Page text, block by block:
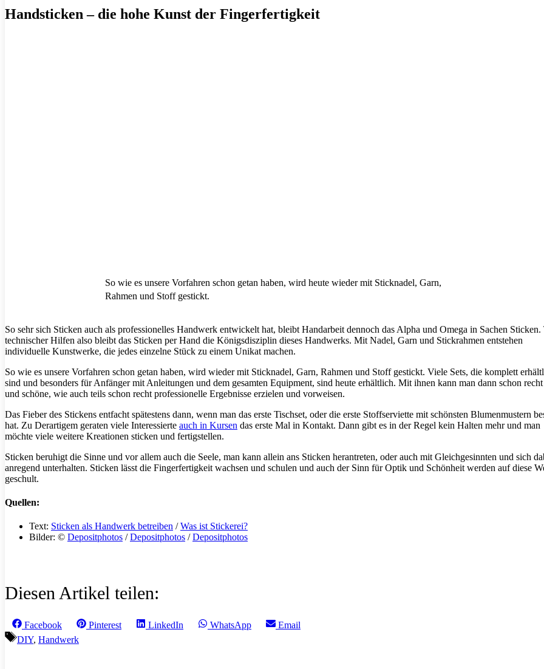
Handsticken – die hohe Kunst der Fingerfertigkeit
So wie es unsere Vorfahren schon getan haben, wird heute wieder mit Sticknadel, Garn,
Rahmen und Stoff gestickt.
So sehr sich Sticken auch als professionelles Handwerk entwickelt hat, bleibt Handarbeit dennoch das Alpha und Omega in Sachen Sticken.
technischer Hilfen also bleibt das Sticken per Hand die Königsdisziplin dieses Handwerks. Mit Nadel, Garn und Stickrahmen entstehen
individuelle Kunstwerke, die jedes einzelne Stück zu einem Unikat machen.
So wie es unsere Vorfahren schon getan haben, wird wieder mit Sticknadel, Garn, Rahmen und Stoff gestickt. Viele Sets, die komplett
sind und besonders für Anfänger mit Anleitungen und dem gesamten Equipment, sind heute erhältlich. Mit ihnen kann man dann schon
und schöne, wie auch teils schon recht professionelle Ergebnisse erzielen und vorweisen.
Das Fieber des Stickens entfacht spätestens dann, wenn man das erste Tischset, oder die erste Stoffserviette mit schönsten Blumenmustern
hat. Zu Derartigem geraten viele Interessierte auch in Kursen das erste Mal in Kontakt. Dann gibt es in der Regel kein Halten mehr und man
möchte viele weitere Kreationen sticken und fertigstellen.
Sticken beruhigt die Sinne und vor allem auch die Seele, man kann allein ans Sticken herantreten, oder auch mit Gleichgesinnten und sich
anregend unterhalten. Sticken lässt die Fingerfertigkeit wachsen und schulen und auch der Sinn für Optik und Schönheit werden auf diese
geschult.
Quellen:
Text: Sticken als Handwerk betreiben /Was ist Stickerei?
Bilder: © Depositphotos /Depositphotos /Depositphotos
Diesen Artikel teilen:
Share
on
Facebook
Share
Pinterest
Share
LinkedIn
Share
WhatsApp
Share
Email
Schlagwörter
DIY, Handwerk